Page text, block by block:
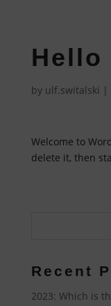
Hello
by ulf.switalski |
Welcome to
delete it, then
Recent
2023: Which is